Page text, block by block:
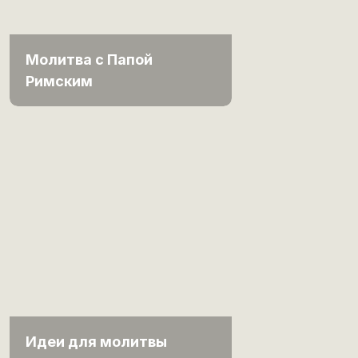
Молитва с Папой
Римским
Идеи для молитвы